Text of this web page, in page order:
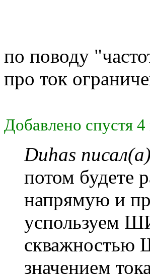
по поводу
про ток
Добавлено спустя
Duhas
потом будете
напрямую и
успользуем
скважностью
значением